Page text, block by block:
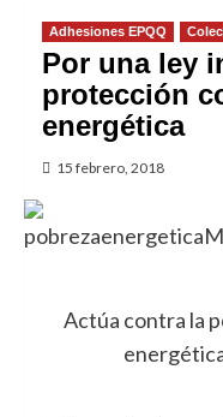
Adhesiones EPQQ
Por una ley
protección
energética
15 febrero, 2018
Actúa contra la